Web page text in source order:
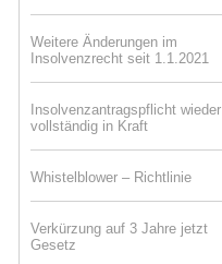
Weitere Änderungen im
Insolvenzrecht seit 1.1.2021
Insolvenzantragspflicht wieder
vollständig in Kraft
Whistelblower – Richtlinie
Verkürzung auf 3 Jahre jetzt
Gesetz